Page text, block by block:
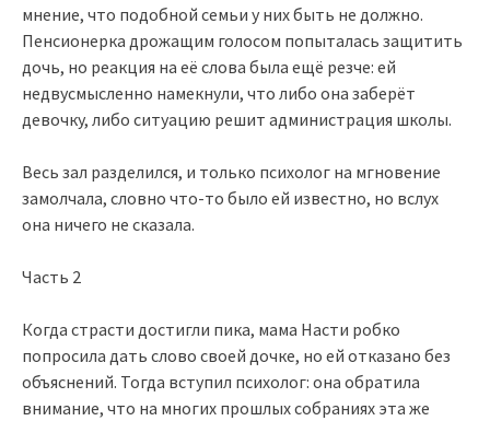
мнение, что подобной семьи у них быть не должно.
Пенсионерка дрожащим голосом попыталась защитить
дочь, но реакция на её слова была ещё резче: ей
недвусмысленно намекнули, что либо она заберёт
девочку, либо ситуацию решит администрация школы.
Весь зал разделился, и только психолог на мгновение
замолчала, словно что-то было ей известно, но вслух
она ничего не сказала.
Часть 2
Когда страсти достигли пика, мама Насти робко
попросила дать слово своей дочке, но ей отказано без
объяснений. Тогда вступил психолог: она обратила
внимание, что на многих прошлых собраниях эта же